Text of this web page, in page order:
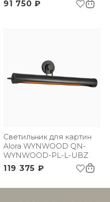
91 750 ₽
Светильник для картин
Alora WYNWOOD QN-
WYNWOOD-PL-L-UBZ
119 375 ₽